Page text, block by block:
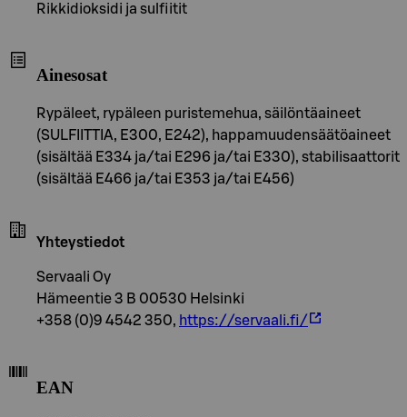
Rikkidioksidi ja sulfiitit
Ainesosat
Rypäleet, rypäleen puristemehua, säilöntäaineet
(SULFIITTIA, E300, E242), happamuudensäätöaineet
(sisältää E334 ja/tai E296 ja/tai E330), stabilisaattorit
(sisältää E466 ja/tai E353 ja/tai E456)
Yhteystiedot
Servaali Oy
Hämeentie 3 B 00530 Helsinki
+358 (0)9 4542 350, https://servaali.fi/
EAN